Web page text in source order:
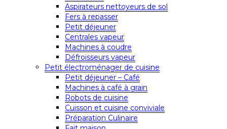
Aspirateurs nettoyeurs de sol
Fers à repasser
Petit déjeuner
Centrales vapeur
Machines à coudre
Défroisseurs vapeur
Petit électroménager de cuisine
Petit déjeuner – Café
Machines à café à grain
Robots de cuisine
Cuisson et cuisine conviviale
Préparation Culinaire